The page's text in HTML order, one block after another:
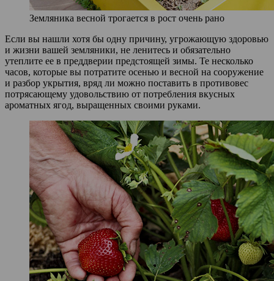
Земляника весной трогается в рост очень рано
Если вы нашли хотя бы одну причину, угрожающую здоровью
и жизни вашей земляники, не ленитесь и обязательно
утеплите ее в преддверии предстоящей зимы. Те несколько
часов, которые вы потратите осенью и весной на сооружение
и разбор укрытия, вряд ли можно поставить в противовес
потрясающему удовольствию от потребления вкусных
ароматных ягод, выращенных своими руками.